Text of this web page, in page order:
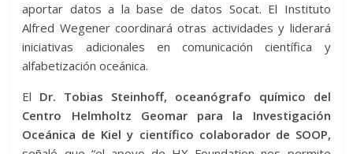
aportar datos a la base de datos Socat. El Instituto
Alfred Wegener coordinará otras actividades y liderará
iniciativas adicionales en comunicación científica y
alfabetización oceánica.
El Dr. Tobias Steinhoff, oceanógrafo químico del
Centro Helmholtz Geomar para la Investigación
Oceánica de Kiel y científico colaborador de SOOP,